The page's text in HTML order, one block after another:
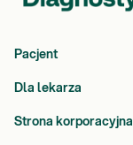
Pacjent
Dla lekarza
Strona korporacyjna